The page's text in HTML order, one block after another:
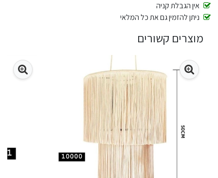
אין הגבלת קניה
ניתן להזמין גם את כל המלאי
מוצרים קשורים